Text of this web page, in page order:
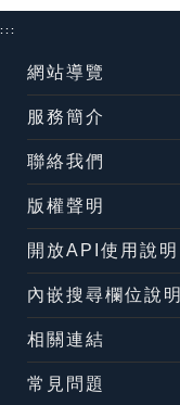
:::
網站導覽
服務簡介
聯絡我們
版權聲明
開放API使用說明
內嵌搜尋欄位說明
相關連結
常見問題